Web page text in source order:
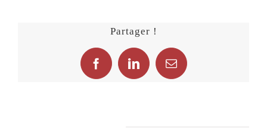
Partager !
FacebookLinkedInEmail